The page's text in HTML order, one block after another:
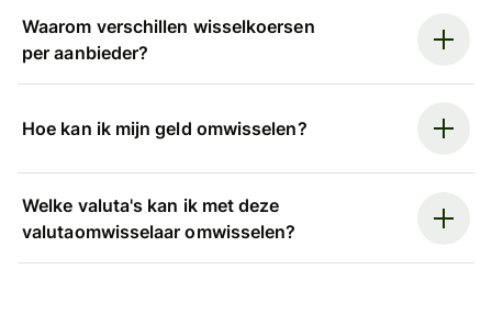
Waarom verschillen wisselkoersen
per aanbieder?
Hoe kan ik mijn geld omwisselen?
Welke valuta's kan ik met deze
valutaomwisselaar omwisselen?